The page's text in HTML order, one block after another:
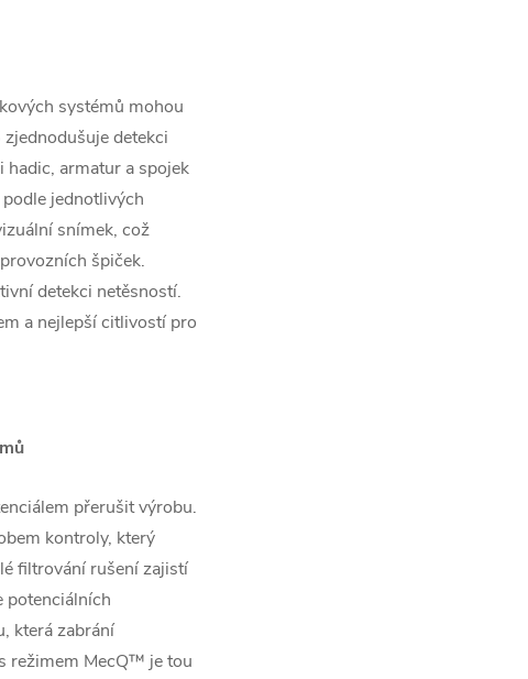
systémů mohou
detekci
armatur a spojek
jednotlivých
snímek, což
špiček.
detekci netěsností.
a nejlepší citlivostí pro
přerušit výrobu.
kontroly, který
filtrování rušení zajistí
potenciálních
která zabrání
režimem MecQ™ je tou